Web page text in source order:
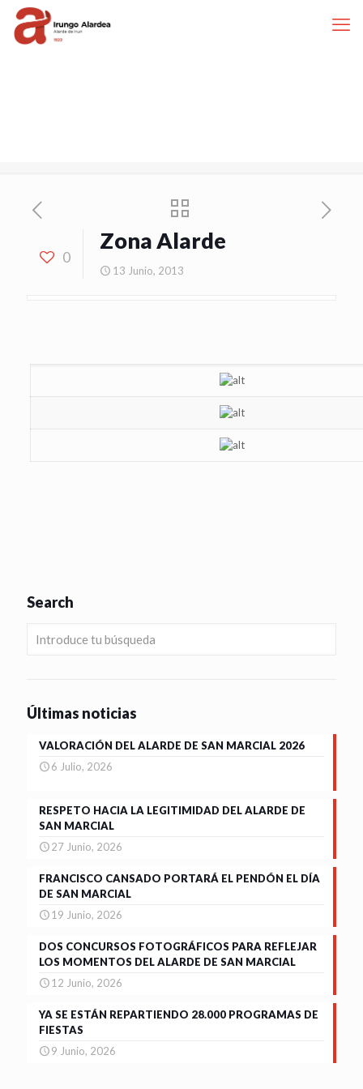
0
Zona Alarde
13 Junio, 2013
Search
Últimas noticias
VALORACIÓN DEL ALARDE DE SAN MARCIAL 2026
6 Julio, 2026
RESPETO HACIA LA LEGITIMIDAD DEL ALARDE DE
SAN MARCIAL
27 Junio, 2026
FRANCISCO CANSADO PORTARÁ EL PENDÓN EL DÍA
DE SAN MARCIAL
19 Junio, 2026
DOS CONCURSOS FOTOGRÁFICOS PARA REFLEJAR
LOS MOMENTOS DEL ALARDE DE SAN MARCIAL
12 Junio, 2026
YA SE ESTÁN REPARTIENDO 28.000 PROGRAMAS DE
FIESTAS
9 Junio, 2026